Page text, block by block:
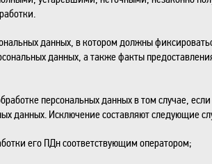
данных, в котором должны
данных, а также факты
персональных данных в том случае,
данных. Исключение составляют следующие
его ПДн соответствующим оператором;